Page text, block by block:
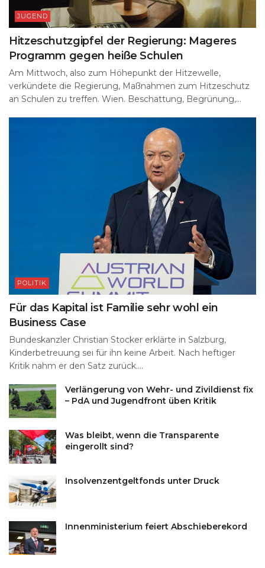
JUGEND
Hitzeschutzgipfel der Regierung: Mageres
Programm gegen heiße Schulen
Am Mittwoch, also zum Höhepunkt der Hitzewelle,
verkündete die Regierung, Maßnahmen zum Hitzeschutz
an Schulen zu treffen. Wien. Beschattung, Begrünung,...
POLITIK
Für das Kapital ist Familie sehr wohl ein
Business Case
Bundeskanzler Christian Stocker erklärte in Salzburg,
Kinderbetreuung sei für ihn keine Arbeit. Nach heftiger
Kritik nahm er den Satz zurück....
Verlängerung von Wehr- und Zivildienst fix
– PdA und Jugendfront üben Kritik
Was bleibt, wenn die Transparente
eingerollt sind?
Insolvenzentgeltfonds unter Druck
Innenministerium feiert Abschieberekord